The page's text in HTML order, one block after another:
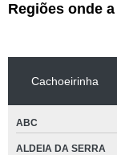
Regiões onde
Cachoeirinha
ABC
ALDEIA DA SERRA